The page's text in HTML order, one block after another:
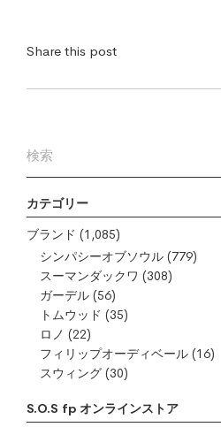
カテゴリー
ブランド (1,085)
シンパシーオブソウル (779)
スーマンダックワ (308)
ガーデル (56)
トムウッド (35)
ロノ (22)
フィリップオーディベール (16)
スウィング (30)
S.O.S fp オンラインストア
Share this post